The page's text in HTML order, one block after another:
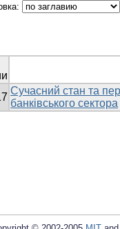
Сучасний стан та
банківського сектора